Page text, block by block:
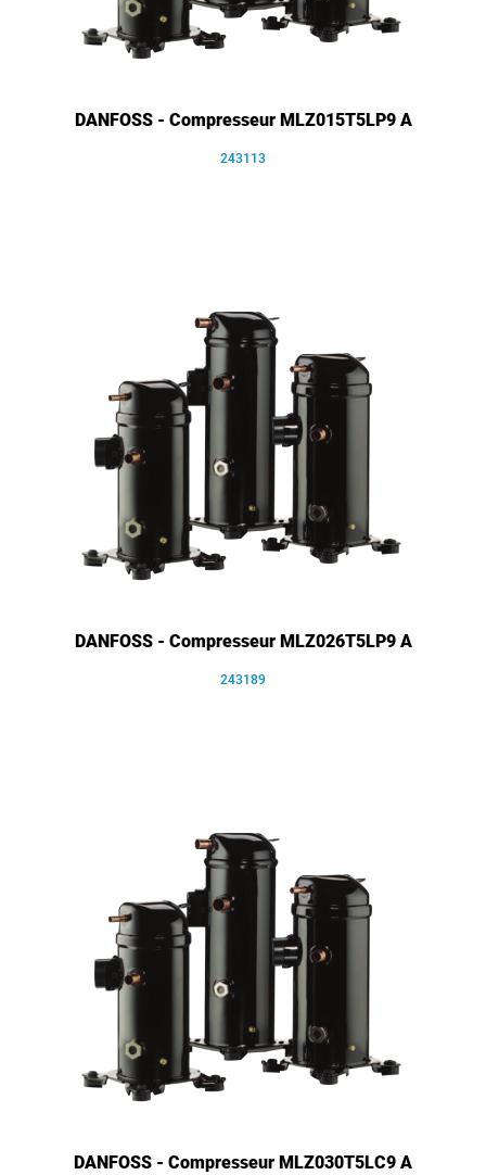
DANFOSS - Compresseur MLZ015T5LP9 A
243113
DANFOSS - Compresseur MLZ026T5LP9 A
243189
DANFOSS - Compresseur MLZ030T5LC9 A